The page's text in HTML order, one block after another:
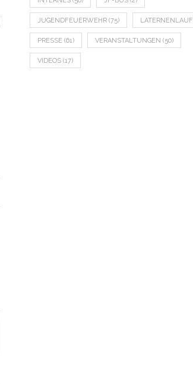
JUGENDFEUERWEHR (75) LATERNENLAUF
PRESSE (61) VERANSTALTUNGEN (50)
VIDEOS (17)